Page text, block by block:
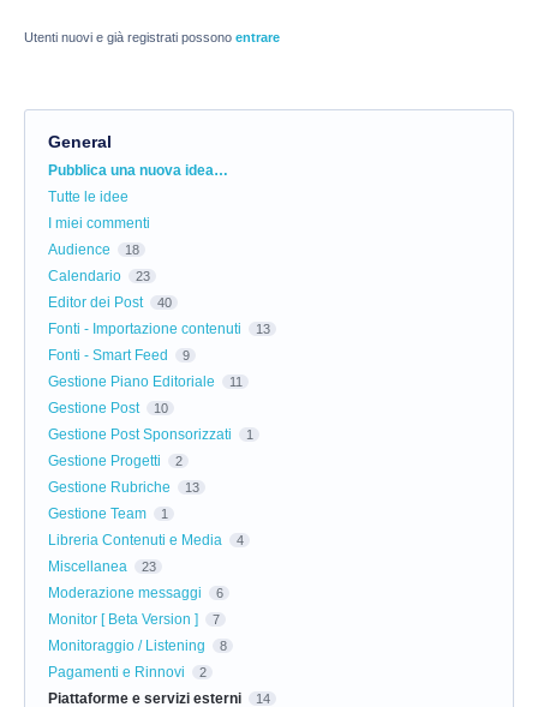
Utenti nuovi e già registrati possono entrare
General
Categorie
Pubblica una nuova idea…
Tutte le idee
I miei commenti
Audience
18
Calendario 23
Editor dei Post 40
Fonti - Importazione contenuti 13
Fonti - Smart Feed 9
Gestione Piano Editoriale 11
Gestione Post 10
Gestione Post Sponsorizzati 1
Gestione Progetti 2
Gestione Rubriche 13
Gestione Team 1
Libreria Contenuti e Media 4
Miscellanea 23
Moderazione messaggi 6
Monitor [ Beta Version ] 7
Monitoraggio / Listening 8
Pagamenti e Rinnovi 2
Piattaforme e servizi esterni 14